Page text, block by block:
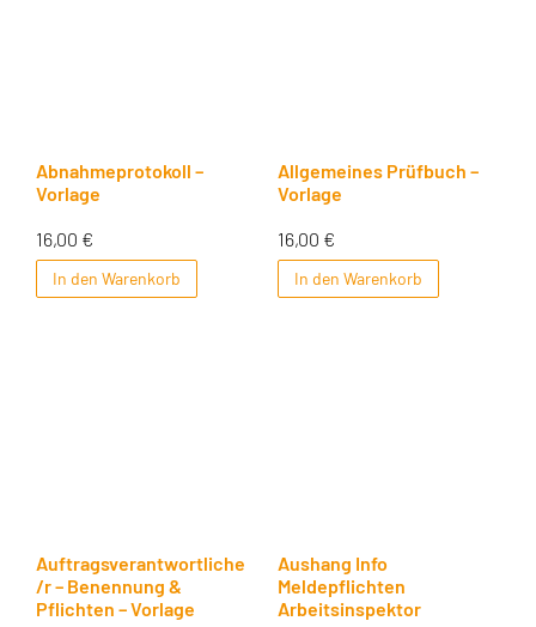
Abnahmeprotokoll –
Vorlage
16,00 €
In den Warenkorb
Allgemeines Prüfbuch –
Vorlage
16,00 €
In den Warenkorb
Auftragsverantwortliche
/r – Benennung &
Pflichten – Vorlage
Aushang Info
Meldepflichten
Arbeitsinspektor